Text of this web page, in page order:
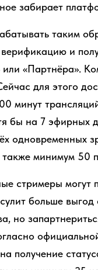
забирает
таким
и
или «Партнёра».
для этого
минут
бы на 7 эфирных
одновременных
минимум 50
стримеры могут
больше выгод
но
получение